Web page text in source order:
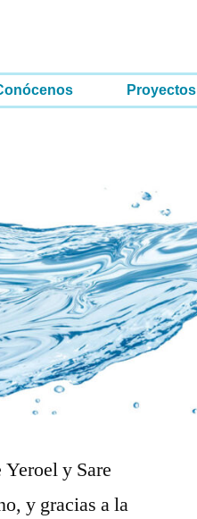
Proyectos
y Sare
y gracias a la